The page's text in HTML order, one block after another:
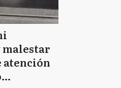
malestar
atención